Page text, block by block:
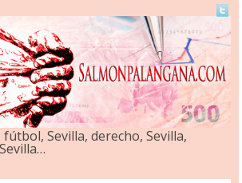
Sevilla, derecho, Sevilla,